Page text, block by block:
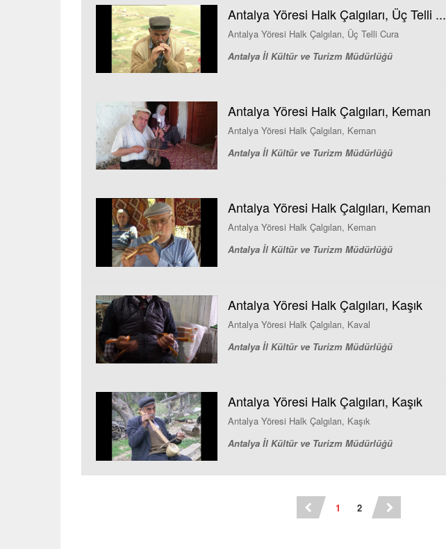
Antalya Yöresi Halk Çalgıları, Üç Telli ...
Antalya Yöresi Halk Çalgıları, Üç Telli Cura
Antalya İl Kültür ve Turizm Müdürlüğü
Antalya Yöresi Halk Çalgıları, Keman
Antalya Yöresi Halk Çalgıları, Keman
Antalya İl Kültür ve Turizm Müdürlüğü
Antalya Yöresi Halk Çalgıları, Keman
Antalya Yöresi Halk Çalgıları, Keman
Antalya İl Kültür ve Turizm Müdürlüğü
Antalya Yöresi Halk Çalgıları, Kaşık
Antalya Yöresi Halk Çalgıları, Kaval
Antalya İl Kültür ve Turizm Müdürlüğü
Antalya Yöresi Halk Çalgıları, Kaşık
Antalya Yöresi Halk Çalgıları, Kaşık
Antalya İl Kültür ve Turizm Müdürlüğü
1 2